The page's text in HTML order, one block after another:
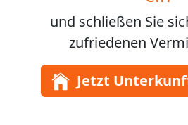
und schließen Sie
zufriedenen
Jetzt